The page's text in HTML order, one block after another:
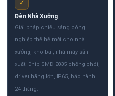
✓
Đèn Nhà Xưởng
Giải pháp chiếu sáng công
nghiệp thế hệ mới cho nhà
xưởng, kho bãi, nhà máy sản
xuất. Chip SMD 2835 chống chói,
driver hãng lớn, IP65, bảo hành
24 tháng.